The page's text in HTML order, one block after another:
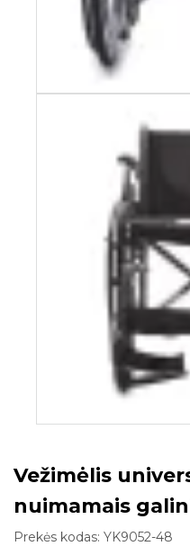
Vežimėlis
nuimamais
Prekės kodas: YK9052-48